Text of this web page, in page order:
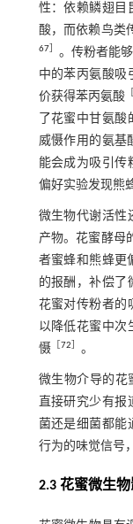
性：依赖鳞翅目
酸，而依赖鸟类
67］ 。传粉者能
中的苯丙氨酸吸
价获得苯丙氨酸［
了花蜜中甘氨
威慑作用的氨基
能会成为吸引传
偏好实验发现熊
微生物代谢活性
产物。花蜜酵母
者蜜蜂和熊蜂更
的报酬，补偿了
花蜜对传粉者的
以降低花蜜中次
慑［ 72 。
微生物介导的花
直接研究少有报
菌还是细菌都能
行为的味觉信号
2.3 花蜜微生